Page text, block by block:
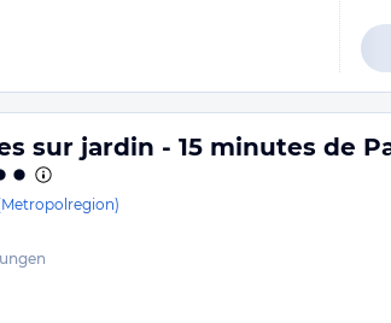
sur jardin - 15 minutes de